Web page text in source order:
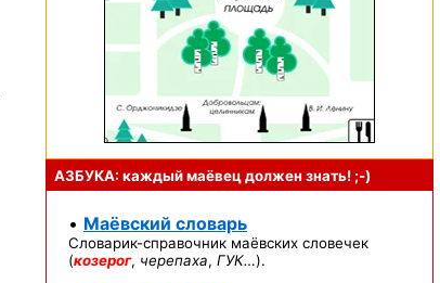
АЗБУКА: каждый маёвец должензнать! ;-)
• Маёвский словарь
Словарик-справочник маёвских словечек
(козерог, черепаха, ГУК…).